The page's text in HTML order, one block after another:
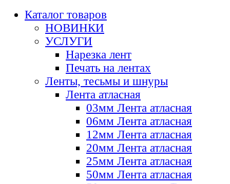
Каталог товаров
НОВИНКИ
УСЛУГИ
Нарезка лент
Печать на лентах
Ленты, тесьмы и шнуры
Лента атласная
03мм Лента атласная
06мм Лента атласная
12мм Лента атласная
20мм Лента атласная
25мм Лента атласная
50мм Лента атласная